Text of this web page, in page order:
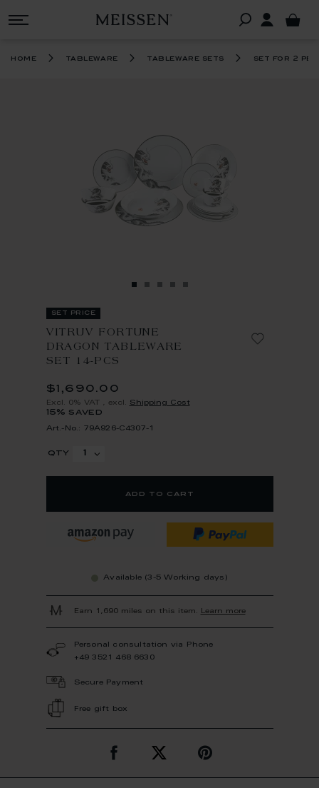
home tableware tableware sets set for 2
set price
VITRUV FORTUNE
DRAGON TABLEWARE
SET 14-PCS
$1,690.00
Excl. 0% VAT excl. Shipping Cost
15% saved
Art.-No.: 79A926-C4307-1
qty
add to cart
Available (3-5 Working days)
Earn 1,690 miles on this item. Learn more
Personal consultation via Phone
+49 3521 468 6630
Secure Payment
Free gift box